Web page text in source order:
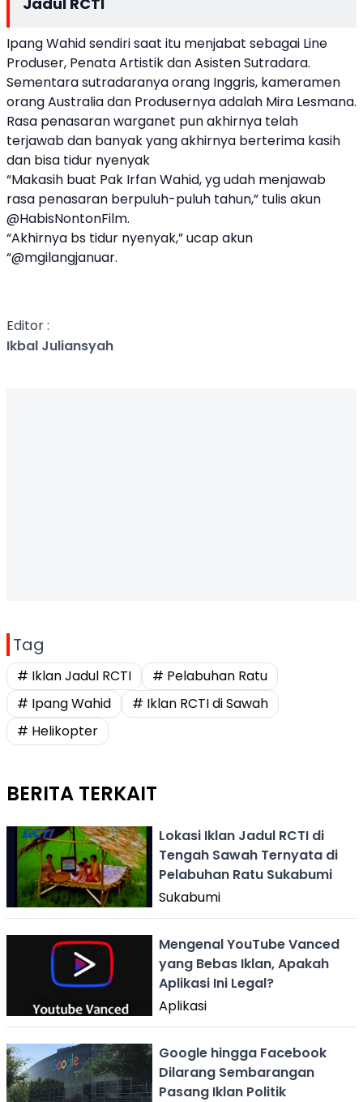
Ipang Wahid sendiri saat itu menjabat sebagai Line
Produser, Penata Artistik dan Asisten Sutradara.
Sementara sutradaranya orang Inggris, kameramen
orang Australia dan Produsernya adalah Mira Lesmana.
Rasa penasaran warganet pun akhirnya telah
terjawab dan banyak yang akhirnya berterima kasih
dan bisa tidur nyenyak
“Makasih buat Pak Irfan Wahid, yg udah menjawab
rasa penasaran berpuluh-puluh tahun,” tulis akun
@HabisNontonFilm.
“Akhirnya bs tidur nyenyak,” ucap akun
“@mgilangjanuar.
Editor :
Ikbal Juliansyah
Tag
# Iklan Jadul RCTI
# Pelabuhan Ratu
# Ipang Wahid
# Iklan RCTI di Sawah
# Helikopter
BERITA TERKAIT
Lokasi Iklan Jadul RCTI di
Tengah Sawah Ternyata di
Pelabuhan Ratu Sukabumi
Sukabumi
Mengenal YouTube Vanced
yang Bebas Iklan, Apakah
Aplikasi Ini Legal?
Aplikasi
Google hingga Facebook
Dilarang Sembarangan
Pasang Iklan Politik